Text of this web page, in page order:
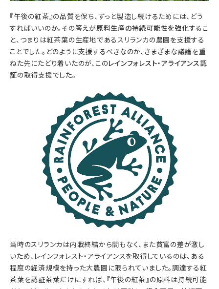
『午後の紅茶』の品質を保ち、ずっと製造し続けるためには、どう
すればいいのか。その答えが原料生産の持続可能性を強化するこ
と、つまりは紅茶葉の生産地であるスリランカの農園を支援する
ことでした。どのように支援するべきなのか、さまざまな議論を重
ねた先にたどり着いたのが、このレインフォレスト・アライアンス認
証の取得支援でした。
当時のスリランカは内戦終結から間もなく、また貧富の差が激し
いため、レインフォレスト・アライアンスを取得しているのは、ある
程度の経済規模を持った大農園に限られていました。調達する紅
茶葉を認証茶葉だけにすれば、『午後の紅茶』の原料は持続可能